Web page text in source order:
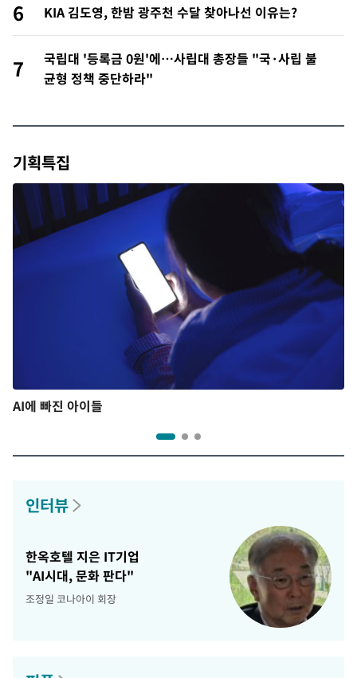
6 KIA 김도영, 한밤 광주천 수달 찾아나선 이유는?
7
국립대 '등록금 0원'에…사립대 총장들 "국·사립 불
균형 정책 중단하라"
기획특집
AI에 빠진 아이들
인터뷰
한옥호텔 지은 IT기업
"AI시대, 문화 판다"
조정일 코나아이 회장